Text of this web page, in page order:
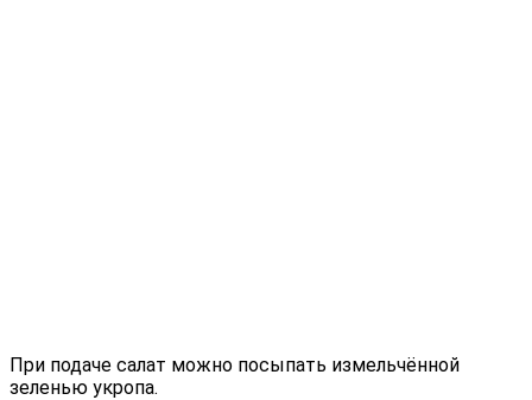
При подаче салат можно посыпать измельчённой
зеленью укропа.